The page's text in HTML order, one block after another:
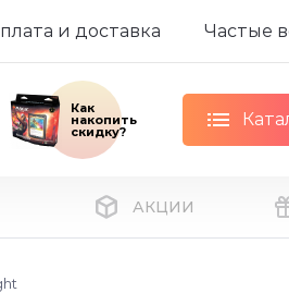
и доставка Частые
Как
накопить
скидку?
АКЦИИ